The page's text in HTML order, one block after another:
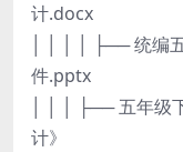
计.docx
│ │ │ │ ├── 统编
件.pptx
│ │ │ ├── 五年级
计》